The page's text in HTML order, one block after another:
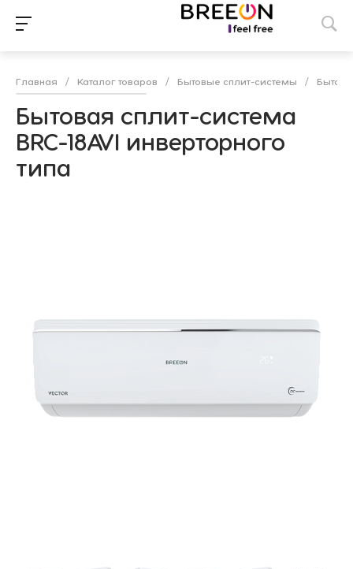
Главная / Каталог товаров / Бытовые сплит-системы /
Бытовая сплит-система
BRC-18AVI инверторного
типа